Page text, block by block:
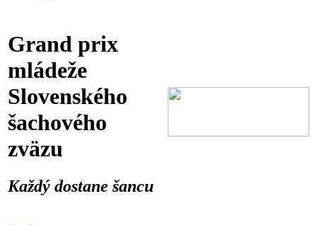
Grand prix
mládeže
Slovenského
šachového
zväzu
Každý dostane šancu